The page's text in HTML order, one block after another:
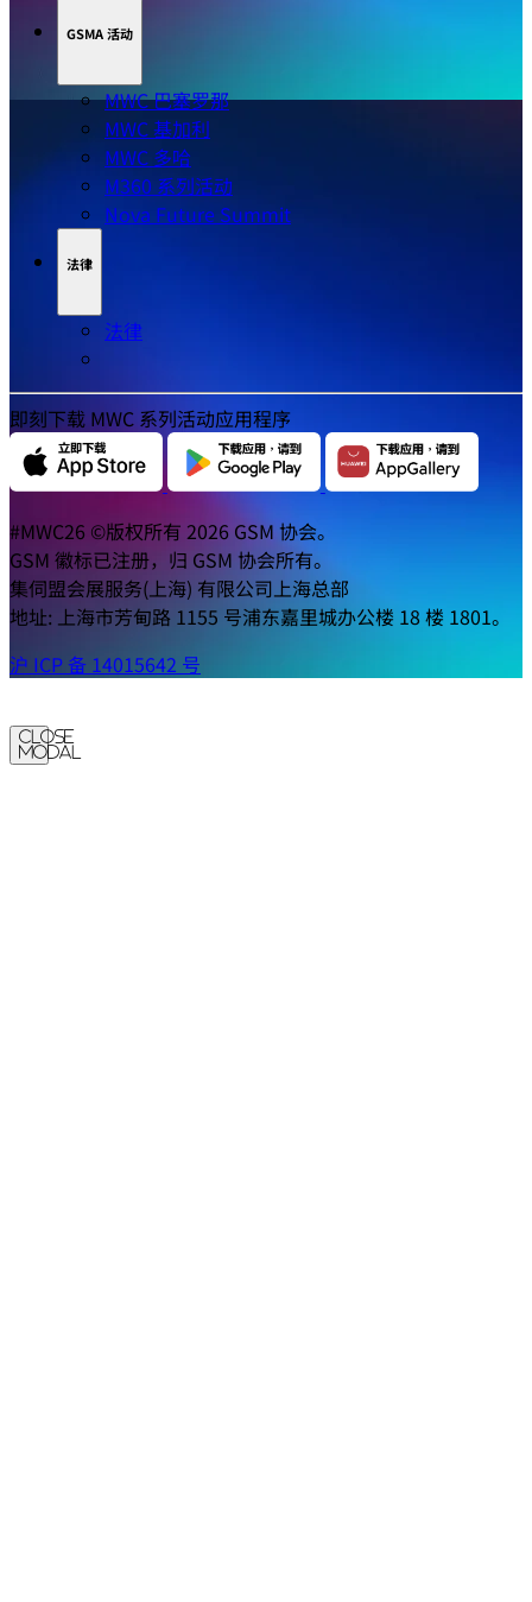
GSMA 活动
MWC 巴塞罗那
MWC 基加利
MWC 多哈
M360 系列活动
Nova Future Summit
法律
法律
即刻下载 MWC 系列活动应用程序
#MWC26 ©版权所有 2026 GSM 协会。
GSM 徽标已注册，归 GSM 协会所有。
集伺盟会展服务(上海) 有限公司上海总部
地址: 上海市芳甸路 1155 号浦东嘉里城办公楼 18 楼 1801。
沪 ICP 备 14015642 号
Close
Modal